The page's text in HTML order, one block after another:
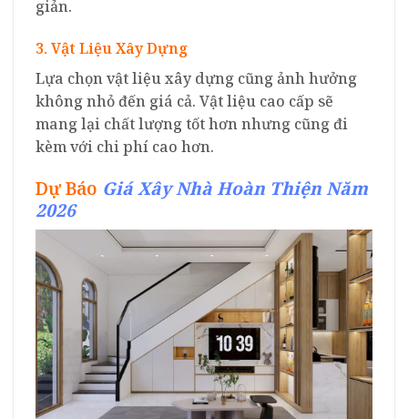
giản.
3. Vật Liệu Xây Dựng
Lựa chọn vật liệu xây dựng cũng ảnh hưởng
không nhỏ đến giá cả. Vật liệu cao cấp sẽ
mang lại chất lượng tốt hơn nhưng cũng đi
kèm với chi phí cao hơn.
Dự Báo Giá Xây Nhà Hoàn Thiện Năm
2026